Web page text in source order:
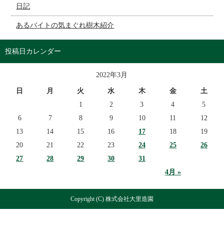
日記
あるバイトの気まぐれ樹木紹介
投稿日カレンダー
2022年3月
日 月 火 水 木 金 土
4月 »
1 2 3 4
5
6
7 8 9 10 11
12
13
14 15 16 17 18
19
20
21 22 23 24 25
26
27
28 29 30 31
Copyright (C) 株式会社大里造園